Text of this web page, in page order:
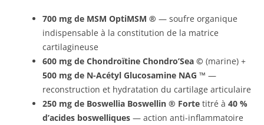
700 mg de MSM OptiMSM ® — soufre organique
indispensable à la constitution de la matrice
cartilagineuse
600 mg de Chondroïtine Chondro’Sea © (marine) +
500 mg de N-Acétyl Glucosamine NAG ™ —
reconstruction et hydratation du cartilage articulaire
250 mg de Boswellia Boswellin ® Forte titré à 40 %
d’acides boswelliques — action anti-inflammatoire